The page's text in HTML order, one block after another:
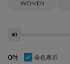
WOMEN
¥0
0件 全色表示